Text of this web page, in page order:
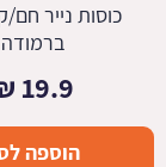
כוסות נייר
ברמודה
19.9
הוספה